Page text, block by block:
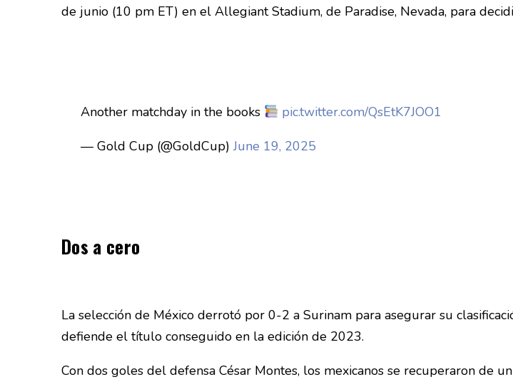
de junio (10 pm ET) en el Allegiant Stadium, de Paradise, Nevada, para
Another matchday in the books
pic.twitter.com/QsEtK7JOO1
— Gold Cup (@GoldCup)June 19, 2025
Dos a cero
La selección de México derrotó por 0-2 a Surinam para asegurar su
defiende el título conseguido en la edición de 2023.
Con dos goles del defensa César Montes, los mexicanos se recuperaron